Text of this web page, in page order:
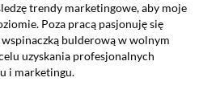
trendy marketingowe, aby moje
Poza pracą pasjonuję się
bulderową w wolnym
uzyskania profesjonalnych
i marketingu.